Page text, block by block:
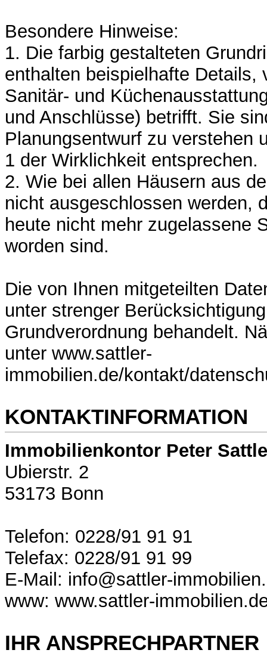
Besondere Hinweise:
1. Die farbig gestalteten
enthalten beispielhafte Details,
Sanitär- und
und Anschlüsse) betrifft. Sie
Planungsentwurf zu verstehen
1 der Wirklichkeit entsprechen.
2. Wie bei allen Häusern aus
nicht ausgeschlossen werden,
heute nicht mehr zugelassene
worden sind.
Die von Ihnen mitgeteilten
unter strenger
Grundverordnung behandelt.
unter www.sattler-
immobilien.de/kontakt/
KONTAKTINFORMATION
Immobilienkontor Peter
Ubierstr. 2
53173 Bonn
Telefon: 0228/91 91 91
Telefax: 0228/91 91 99
E-Mail: info@sattler-
www: www.sattler-
IHR ANSPRECHPARTNER